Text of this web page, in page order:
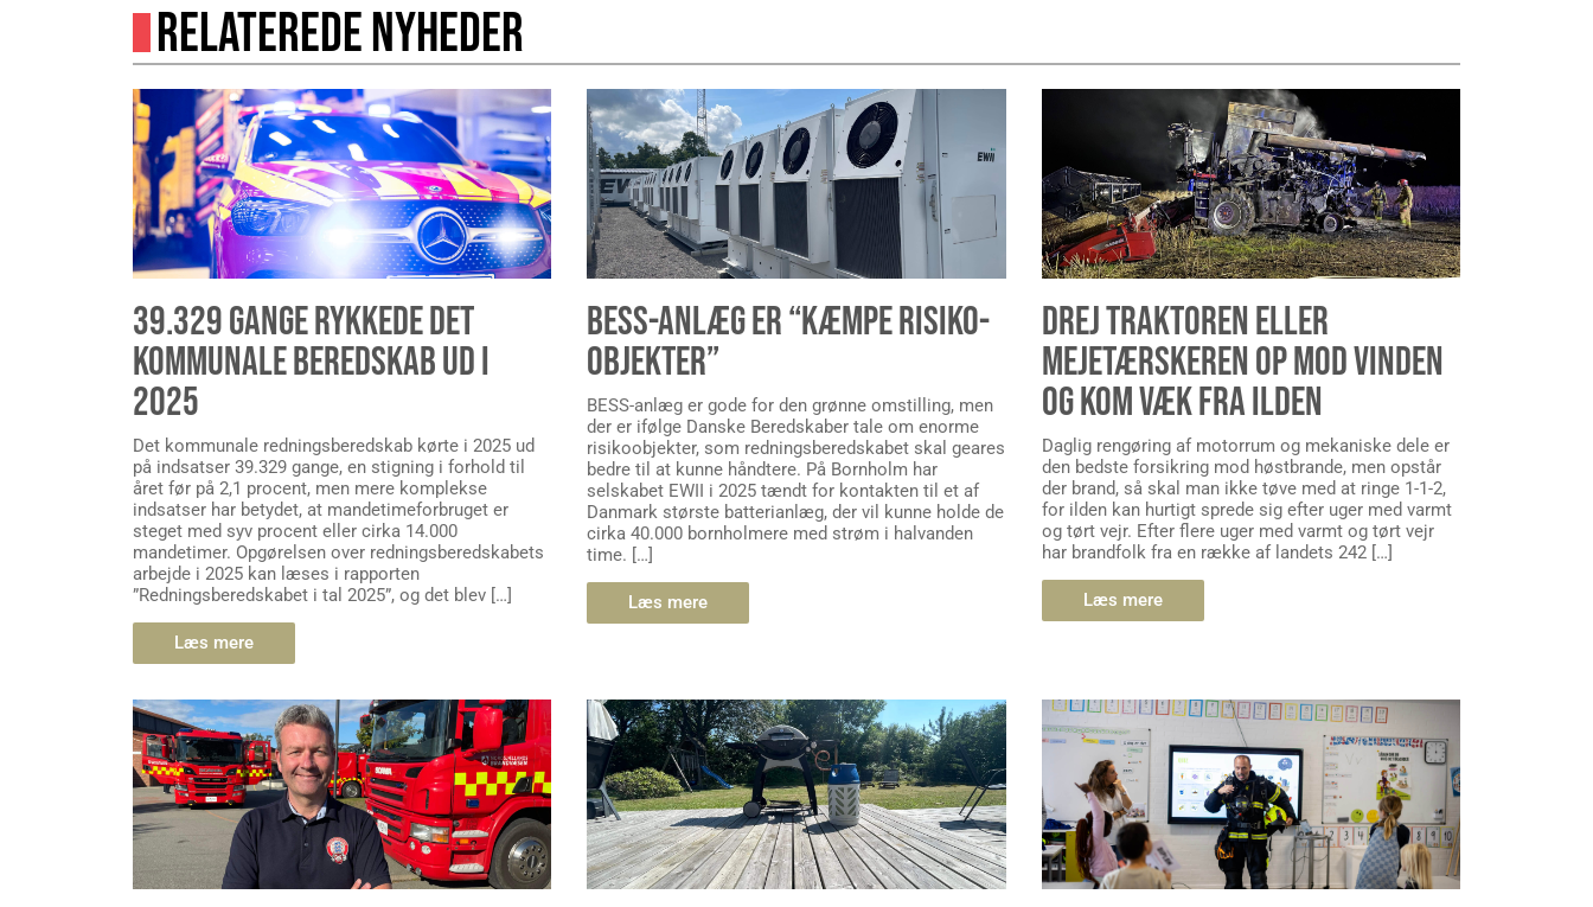
RELATEREDE NYHEDER
39.329 GANGE RYKKEDE DET
KOMMUNALE BEREDSKAB UD I
2025
Det kommunale redningsberedskab kørte i 2025 ud
på indsatser 39.329 gange, en stigning i forhold til
året før på 2,1 procent, men mere komplekse
indsatser har betydet, at mandetimeforbruget er
steget med syv procent eller cirka 14.000
mandetimer. Opgørelsen over redningsberedskabets
arbejde i 2025 kan læses i rapporten
”Redningsberedskabet i tal 2025”, og det blev […]
Læs mere
BESS-ANLÆG ER “KÆMPE RISIKO-
OBJEKTER”
BESS-anlæg er gode for den grønne omstilling, men
der er ifølge Danske Beredskaber tale om enorme
risikoobjekter, som redningsberedskabet skal geares
bedre til at kunne håndtere. På Bornholm har
selskabet EWII i 2025 tændt for kontakten til et af
Danmark største batterianlæg, der vil kunne holde de
cirka 40.000 bornholmere med strøm i halvanden
time. […]
Læs mere
DREJ TRAKTOREN ELLER
MEJETÆRSKEREN OP MOD VINDEN
OG KOM VÆK FRA ILDEN
Daglig rengøring af motorrum og mekaniske dele er
den bedste forsikring mod høstbrande, men opstår
der brand, så skal man ikke tøve med at ringe 1-1-2,
for ilden kan hurtigt sprede sig efter uger med varmt
og tørt vejr. Efter flere uger med varmt og tørt vejr
har brandfolk fra en række af landets 242 […]
Læs mere